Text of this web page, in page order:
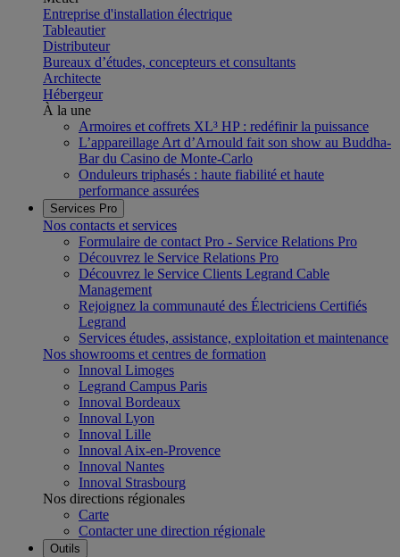
Entreprise d'installation électrique
Tableautier
Distributeur
Bureaux d’études, concepteurs et consultants
Architecte
Hébergeur
À la une
Armoires et coffrets XL³ HP : redéfinir la puissance
L’appareillage Art d’Arnould fait son show au Buddha-
Bar du Casino de Monte-Carlo
Onduleurs triphasés : haute fiabilité et haute
performance assurées
Services Pro
Nos contacts et services
Formulaire de contact Pro - Service Relations Pro
Découvrez le Service Relations Pro
Découvrez le Service Clients Legrand Cable
Management
Rejoignez la communauté des Électriciens Certifiés
Legrand
Services études, assistance, exploitation et maintenance
Nos showrooms et centres de formation
Innoval Limoges
Legrand Campus Paris
Innoval Bordeaux
Innoval Lyon
Innoval Lille
Innoval Aix-en-Provence
Innoval Nantes
Innoval Strasbourg
Nos directions régionales
Carte
Contacter une direction régionale
Outils